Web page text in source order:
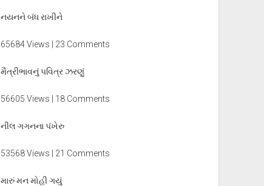
નયનને બંધ રાખીને
65684 Views | 23 Comments
મૈત્રીભાવનું પવિત્ર ઝરણું
56605 Views | 18 Comments
નીલ ગગનના પંખેરુ
53568 Views | 21 Comments
મારું મન મોહી ગયું